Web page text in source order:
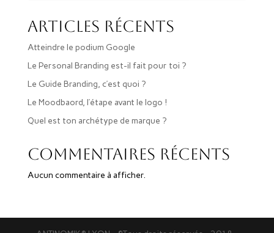
Articles récents
Atteindre le podium Google
Le Personal Branding est-il fait pour toi ?
Le Guide Branding, c’est quoi ?
Le Moodbaord, l’étape avant le logo !
Quel est ton archétype de marque ?
Commentaires récents
Aucun commentaire à afficher.